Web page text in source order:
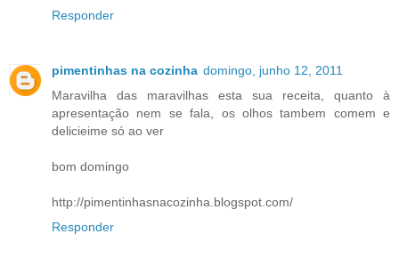
Responder
pimentinhas na cozinha domingo, junho 12, 2011
Maravilha das maravilhas esta sua receita, quanto à
apresentação nem se fala, os olhos tambem comem e
delicieime só ao ver
bom domingo
http://pimentinhasnacozinha.blogspot.com/
Responder